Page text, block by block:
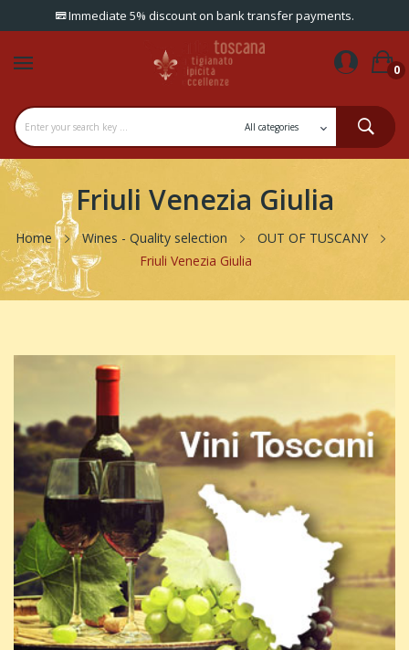
Immediate 5% discount on bank transfer payments.
0
Friuli Venezia Giulia
Home Wines - Quality selection
OUT OF TUSCANY
Friuli Venezia Giulia